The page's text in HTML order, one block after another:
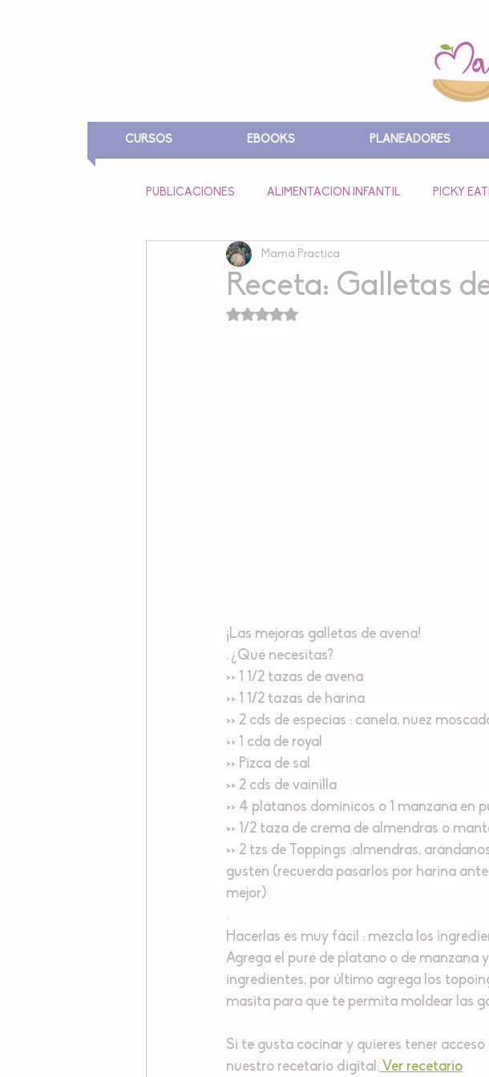
CURSOS EBOOKS PLANEADORES
PUBLICACIONES ALIMENTACION INFANTIL PICKY
ALIMENTACION EN EMBARAZO Y POSPARTO
FESTIVIDADES LUNCH
Receta: Galletas
Mamá Practica
Obtuvo NaN de 5 estrellas.
¡Las mejoras galletas de avena!
. ¿Qué necesitas?
>> 1 1/2 tazas de avena
>> 1 1/2 tazas de harina
>> 2 cds de especias : canela, nuez
>> 1 cda de royal
>> Pizca de sal
>> 2 cds de vainilla
>> 4 plátanos dominicos o 1 manzana en
>> 1/2 taza de crema de almendras o
>> 2 tzs de Toppings :almendras,
gusten (recuerda pasarlos por harina
mejor)
.
Hacerlas es muy fácil : mezcla los
Agrega el puré de platano o de manzana
ingredientes, por último agrega los
masita para que te permita moldear las
Si te gusta cocinar y quieres tener
nuestro recetario digital: Ver recetario